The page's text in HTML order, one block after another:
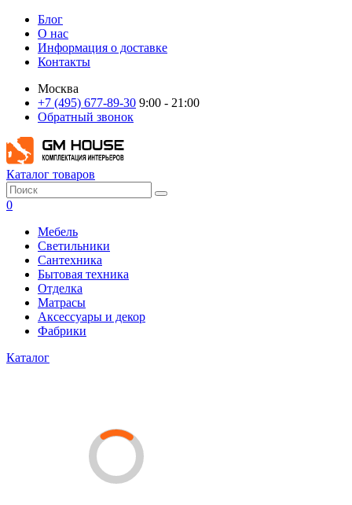
Блог
О нас
Информация о доставке
Контакты
Москва
+7 (495) 677-89-30 9:00 - 21:00
Обратный звонок
Каталог товаров
0
Мебель
Светильники
Сантехника
Бытовая техника
Отделка
Матрасы
Аксессуары и декор
Фабрики
Каталог